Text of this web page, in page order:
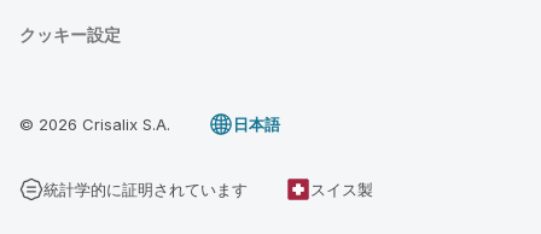
クッキー設定
© 2026 Crisalix S.A. 日本語
統計学的に証明されています スイス製